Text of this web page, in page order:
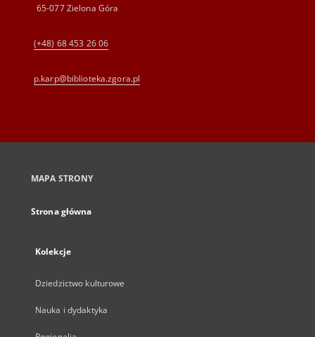
65-077 Zielona Góra
(+48) 68 453 26 06
p.karp@biblioteka.zgora.pl
MAPA STRONY
Strona główna
Kolekcje
Dziedzictwo kulturowe
Nauka i dydaktyka